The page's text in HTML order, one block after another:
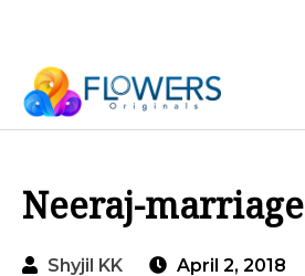
Neeraj-marriage
Shyjil KK April 2, 2018